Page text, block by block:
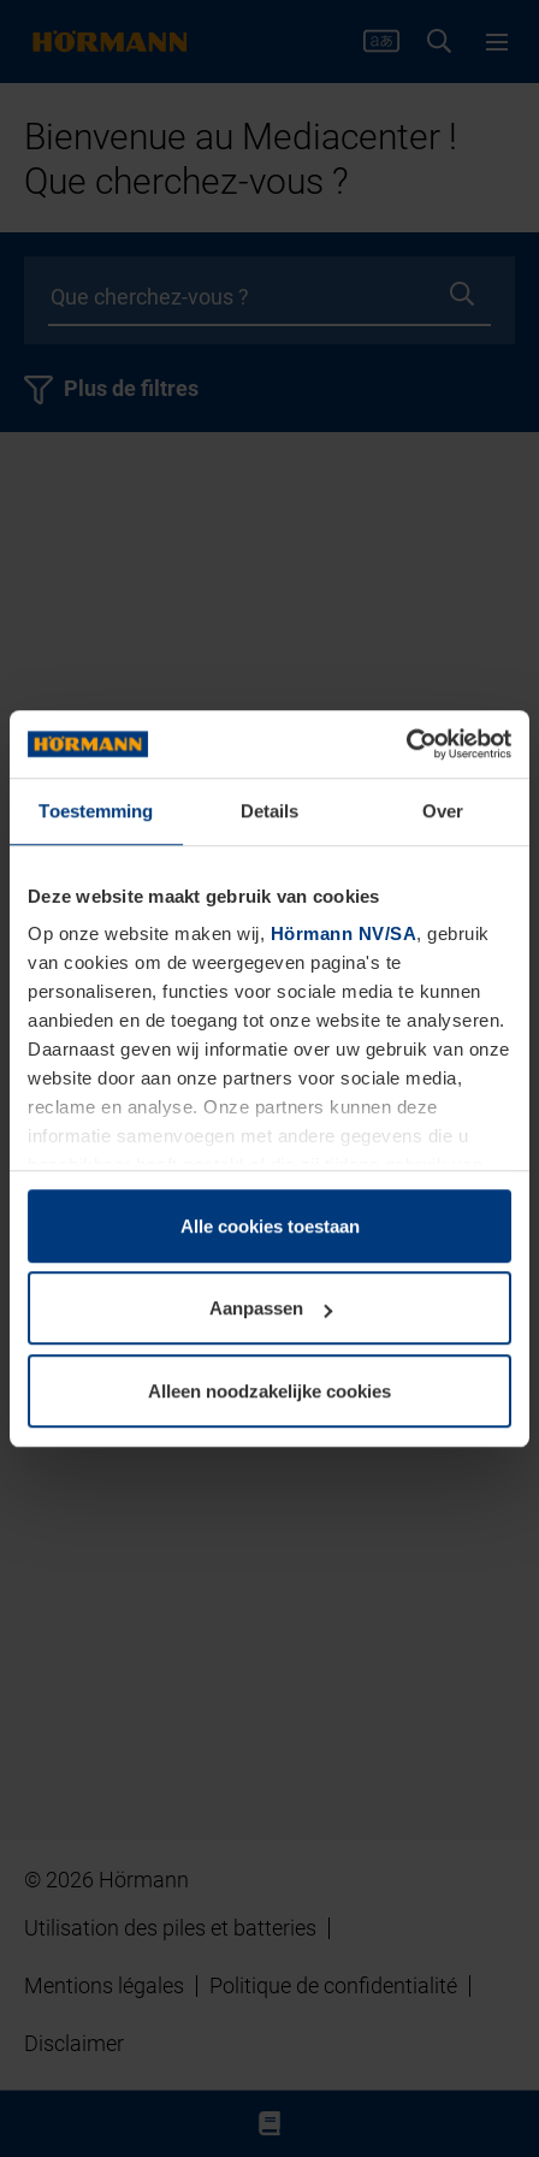
Toestemming Details Over
Deze website maakt gebruik van cookies
Op onze website maken wij, Hörmann NV/SA, gebruik
van cookies om de weergegeven pagina's te
personaliseren, functies voor sociale media te kunnen
aanbieden en de toegang tot onze website te analyseren.
Daarnaast geven wij informatie over uw gebruik van onze
website door aan onze partners voor sociale media,
reclame en analyse. Onze partners kunnen deze
informatie samenvoegen met andere gegevens die u
hun diensten hebben verzameld.
Juridisch hebben wij het recht om cookies op uw
van deze pagina's absoluut vereist is. Voor alle andere
soorten cookies is uw toestemming benodigd. Uw
toestemming kunt u op elk moment bij de uitleg van de
wijzigen of herroepen.
Alle cookies toestaan
Aanpassen
Alleen noodzakelijke cookies
Bienvenue au Mediacenter !
Que cherchez-vous ?
Plus de filtres
© 2026 Hörmann
Utilisation des piles et batteries
Mentions légales Politique de confidentialité
Disclaimer